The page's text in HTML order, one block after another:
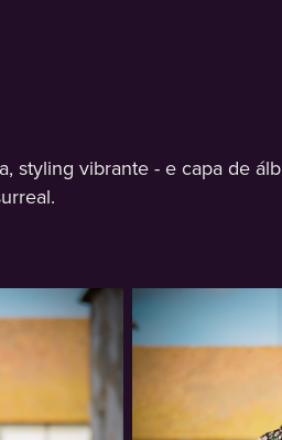
styling vibrante - e capa de